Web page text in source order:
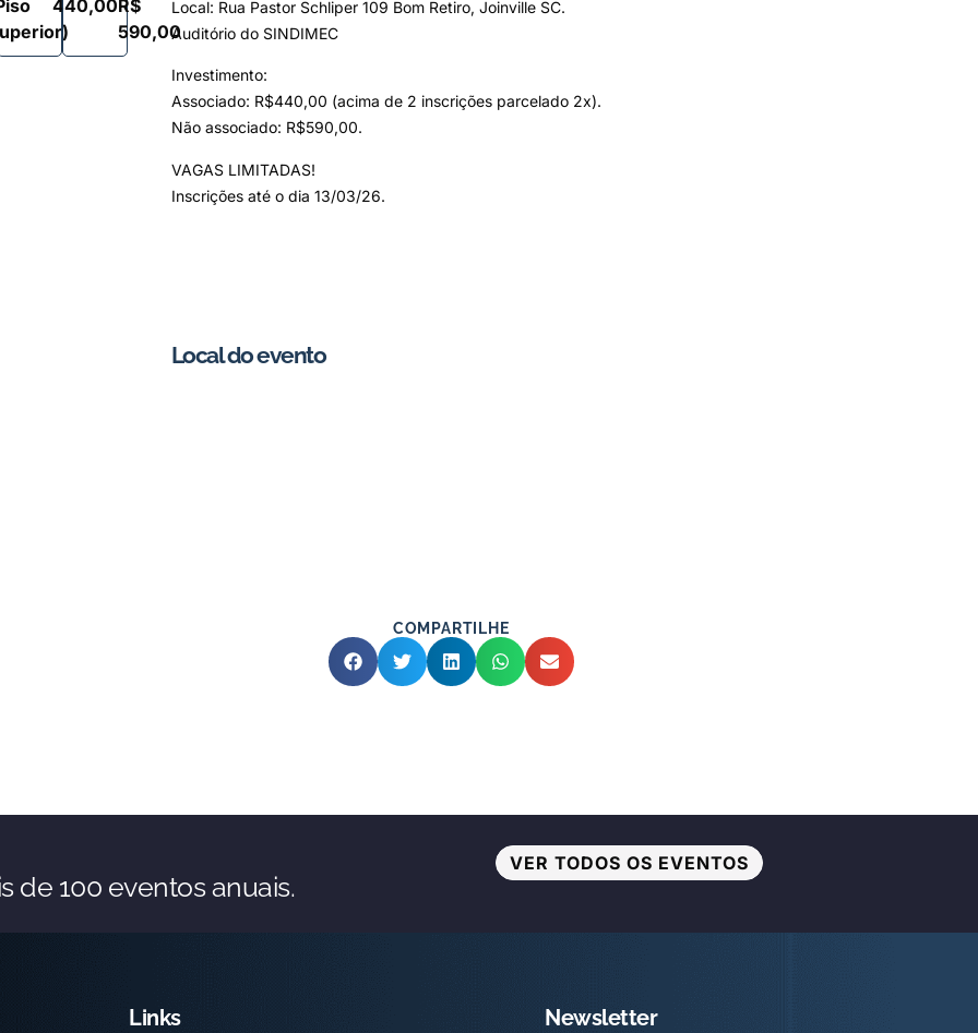
440,00R$
590,00
Local: Rua Pastor Schliper 109 Bom Retiro, Joinville SC.
Auditório do SINDIMEC
Investimento:
Associado: R$440,00 (acima de 2 inscrições parcelado 2x).
Não associado: R$590,00.
VAGAS LIMITADAS!
Inscrições até o dia 13/03/26.
Local do evento
COMPARTILHE
de 100 eventos anuais.
VER TODOS OS EVENTOS
Links Newsletter